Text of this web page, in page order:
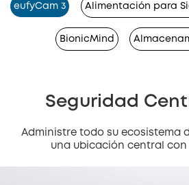
eufyCam 3 Alimentación para
BionicMind
Seguridad
Administre todo su ecosistema
una ubicación central con